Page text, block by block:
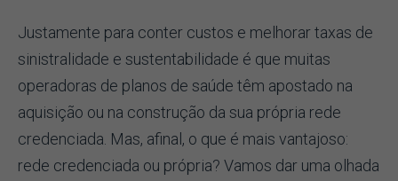
Justamente para conter custos e melhorar taxas de
sinistralidade e sustentabilidade é que muitas
operadoras de planos de saúde têm apostado na
aquisição ou na construção da sua própria rede
credenciada. Mas, afinal, o que é mais vantajoso:
rede credenciada ou própria? Vamos dar uma olhada